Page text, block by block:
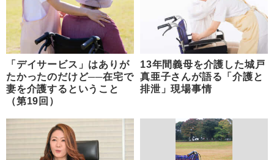
「デイサービス」はありが
たかったのだけど──在宅で
妻を介護するということ
（第19回）
13年間義母を介護した城戸
真亜子さんが語る「介護と
排泄」現場事情